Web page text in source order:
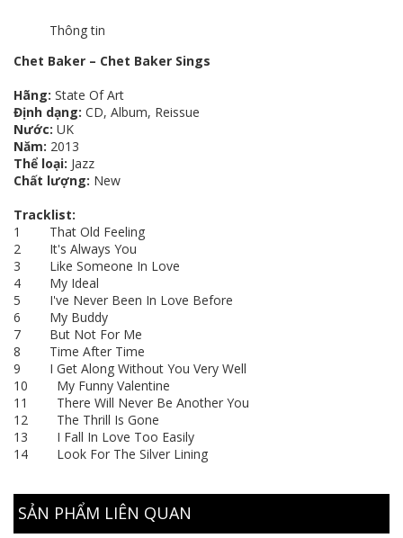
Thông tin
Chet Baker – Chet Baker Sings
Hãng: State Of Art
Định dạng: CD, Album, Reissue
Nước: UK
Năm: 2013
Thể loại: Jazz
Chất lượng: New
Tracklist:
1 That Old Feeling
2 It's Always You
3 Like Someone In Love
4 My Ideal
5 I've Never Been In Love Before
6 My Buddy
7 But Not For Me
8 Time After Time
9 I Get Along Without You Very Well
10 My Funny Valentine
11 There Will Never Be Another You
12 The Thrill Is Gone
13 I Fall In Love Too Easily
14 Look For The Silver Lining
SẢN PHẨM LIÊN QUAN